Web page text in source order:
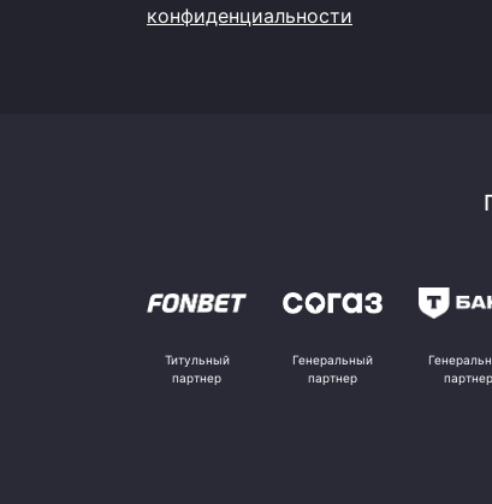
конфиденциальности
Титульный
партнер
Генеральный
партнер
партнер